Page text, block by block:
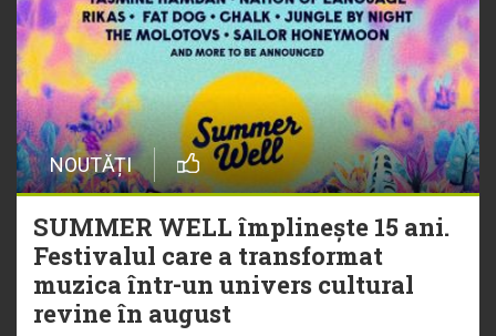
NOUTĂȚI
SUMMER WELL împlinește 15 ani.
Festivalul care a transformat
muzica într-un univers cultural
revine în august